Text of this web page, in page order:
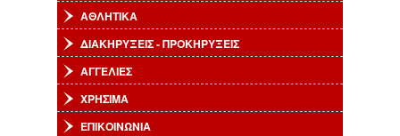
ΑΘΛΗΤΙΚΑ
ΔΙΑΚΗΡΥΞΕΙΣ - ΠΡΟΚΗΡΥΞΕΙΣ
ΑΓΓΕΛΙΕΣ
ΧΡΗΣΙΜΑ
ΕΠΙΚΟΙΝΩΝΙΑ